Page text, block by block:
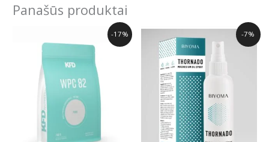
Panašūs produktai
-17%
27.00€.
Current
price
-7%
Original
price
14.99€.
Current
price
13.99€.